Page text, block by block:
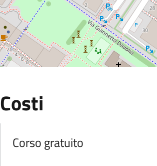
Costi
Corso gratuito